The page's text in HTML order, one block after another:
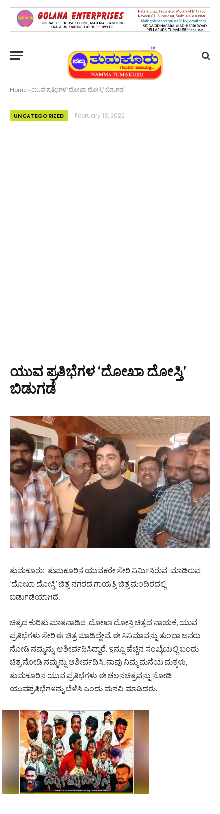
Home » ಯುವ ಪ್ರತಿಭೆಗಳ ‘ದೋಖಾ ದೋಸ್ತಿ’ ಬಿಡುಗಡೆ
UNCATEGORIZED February 18, 2022
ಯುವ ಪ್ರತಿಭೆಗಳ ‘ದೋಖಾ ದೋಸ್ತಿ’
ಬಿಡುಗಡೆ
ತುಮಕೂರು: ತುಮಕೂರಿನ ಯುವಕರೇ ಸೇರಿ ನಿರ್ಮಿಸಿರುವ ಮಾಡಿರುವ
‘ದೋಖಾ ದೋಸ್ತಿ’ ಚಿತ್ರ ನಗರದ ಗಾಯತ್ರಿ ಚಿತ್ರಮಂದಿರದಲ್ಲಿ
ಬಿಡುಗಡೆಯಾಗಿದೆ.
ಚಿತ್ರದ ಕುರಿತು ಮಾತನಾಡಿದ ದೋಖಾ ದೋಸ್ತಿ ಚಿತ್ರದ ನಾಯಕ, ಯುವ
ಪ್ರತಿಭೆಗಳು ಸೇರಿ ಈ ಚಿತ್ರ ಮಾಡಿದ್ದೇವೆ. ಈ ಸಿನಿಮಾವನ್ನು ತುಂಬಾ ಜನರು
ನೋಡಿ ನಮ್ಮನ್ನು ಆಶೀರ್ವದಿಸಿದ್ದಾರೆ. ಇನ್ನೂ ಹೆಚ್ಚಿನ ಸಂಖ್ಯೆಯಲ್ಲಿ ಬಂದು
ಚಿತ್ರ ನೋಡಿ ನಮ್ಮನ್ನು ಆಶೀರ್ವದಿಸಿ. ನಾವು ನಿಮ್ಮ ಮನೆಯ ಮಕ್ಕಳು,
ತುಮಕೂರಿನ ಯುವ ಪ್ರತಿಭೆಗಳು ಈ ಚಲನಚಿತ್ರವನ್ನು ನೋಡಿ
ಯುವಪ್ರತಿಭೆಗಳನ್ನು ಬೆಳೆಸಿ ಎಂದು ಮನವಿ ಮಾಡಿದರು.